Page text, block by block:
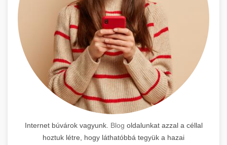
Internet búvárok vagyunk. Blog oldalunkat azzal a céllal
hoztuk létre, hogy láthatóbbá tegyük a hazai